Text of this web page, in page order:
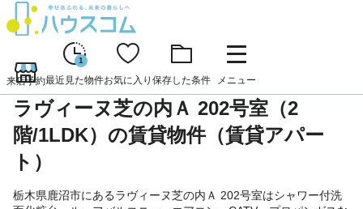
来店予約
1
最近見た物件お気に入り 保存した条件 メニュー
ラヴィーヌ芝の内Ａ 202号室（2
階/1LDK）の賃貸物件（賃貸アパー
ト）
栃木県鹿沼市にあるラヴィーヌ芝の内Ａ 202号室はシャワー付洗